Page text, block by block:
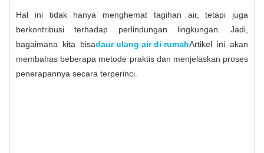
Hal ini tidak hanya menghemat tagihan air, tetapi juga
berkontribusi terhadap perlindungan lingkungan. Jadi,
bagaimana kita bisadaur ulang air di rumahArtikel ini akan
membahas beberapa metode praktis dan menjelaskan proses
penerapannya secara terperinci.